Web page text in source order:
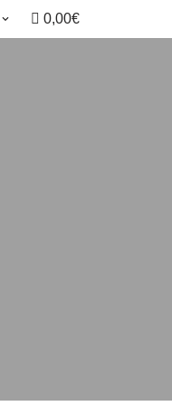
0,00€